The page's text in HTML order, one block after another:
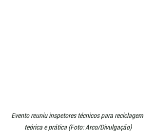
Evento reuniu inspetores técnicos para reciclagem
teórica e prática (Foto: Arco/Divulgação)